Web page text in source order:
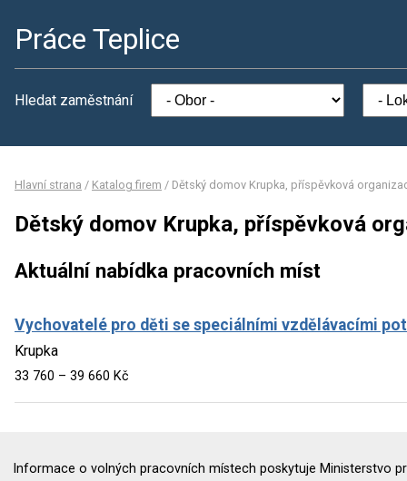
Práce Teplice
Hledat zaměstnání
Hlavní strana / Katalog firem / Dětský domov Krupka, příspěvková
Dětský domov Krupka, příspěvková
Aktuální nabídka pracovních míst
Vychovatelé pro děti se speciálními vzdělávacími
Krupka
33 760 – 39 660 Kč
Informace o volných pracovních místech poskytuje Ministerstvo